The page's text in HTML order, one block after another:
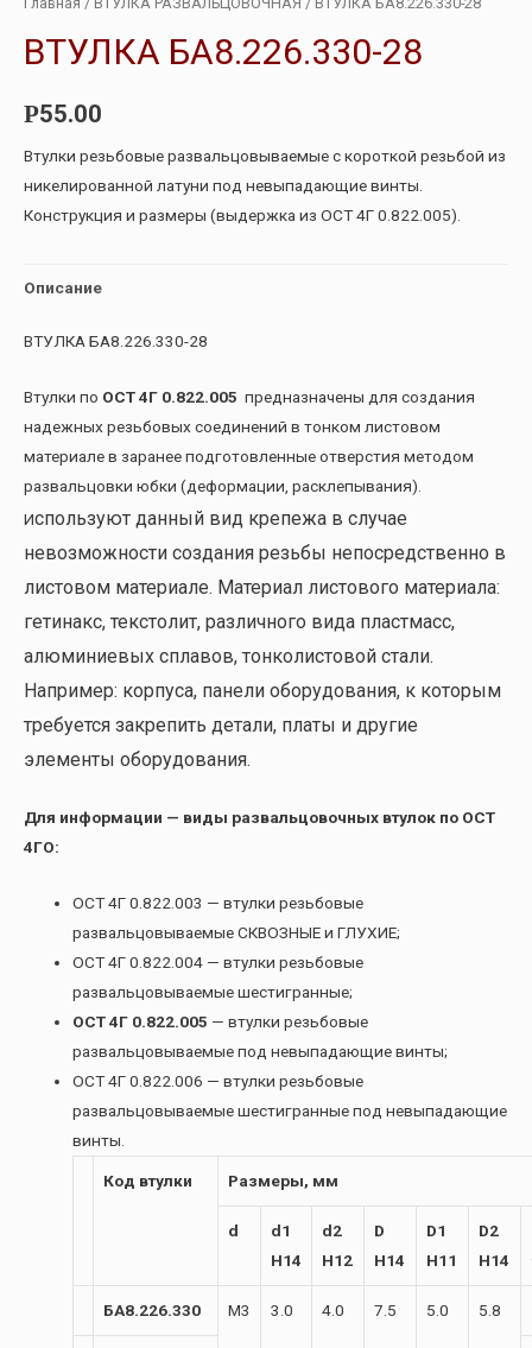
ВТУЛКА БА8.226.330-28
Р55.00
Втулки резьбовые развальцовываемые с короткой резьбой из
никелированной латуни под невыпадающие винты.
Конструкция и размеры (выдержка из ОСТ 4Г 0.822.005).
Описание
ВТУЛКА БА8.226.330-28
Втулки по ОСТ 4Г 0.822.005 предназначены для создания
надежных резьбовых соединений в тонком листовом
материале в заранее подготовленные отверстия методом
развальцовки юбки (деформации, расклепывания).
Используют данный вид крепежа в случае
невозможности создания резьбы непосредственно в
листовом материале. Материал листового материала:
гетинакс, текстолит, различного вида пластмасс,
алюминиевых сплавов, тонколистовой стали.
Например: корпуса, панели оборудования, к которым
требуется закрепить детали, платы и другие
элементы оборудования.
Для информации — виды развальцовочных втулок по ОСТ
4ГО:
ОСТ 4Г 0.822.003 — втулки резьбовые
развальцовываемые СКВОЗНЫЕ и ГЛУХИЕ;
ОСТ 4Г 0.822.004 — втулки резьбовые
развальцовываемые шестигранные;
ОСТ 4Г 0.822.005 — втулки резьбовые
развальцовываемые под невыпадающие винты;
ОСТ 4Г 0.822.006 — втулки резьбовые
развальцовываемые шестигранные под невыпадающие
винты.
Код втулки Размеры, мм
d
d1
H14
d2
H12
D
H14
D1
H11
D2
H14
БА8.226.330 М3 3.0 4.0 7.5 5.0 5.8